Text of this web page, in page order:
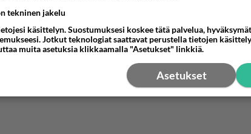
tekninen jakelu
käsittelyn. Suostumuksesi koskee tätä palvelua,
Jotkut teknologiat saattavat perustella tietojen
muita asetuksia klikkaamalla "Asetukset" linkkiä.
Asetukset